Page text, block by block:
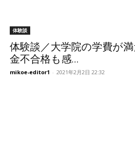
体験談
体験談／大学院の学費が
金不合格も感...
mikoe-editor1 - 2021年2月2日 22:32